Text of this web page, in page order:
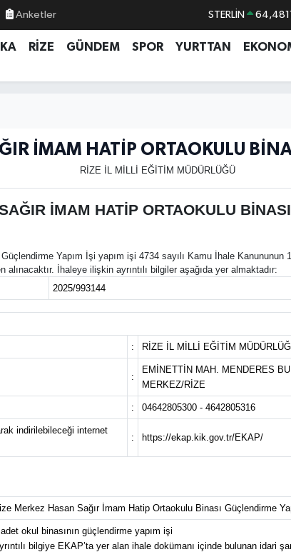
Anketler STERLİN 64,4811
GRAM ALTIN
EURO
RİZE GÜNDEM SPOR YURTTAN
İMAM HATİP ORTAOKULU
RİZE İL MİLLİ EĞİTİM MÜDÜRLÜĞÜ
İMAM HATİP ORTAOKULU
Yapım İşi yapım işi 4734 sayılı Kamu İhale
İhaleye ilişkin ayrıntılı bilgiler aşağıda yer almaktadır:
2025/993144
: RİZE İL MİLLİ EĞİTİM
:
EMİNETTİN MAH. MENDERES
MERKEZ/RİZE
: 04642805300 - 4642805316
indirilebileceği internet
: https://ekap.kik.gov.tr/EKAP/
Merkez Hasan Sağır İmam Hatip Ortaokulu Binası Güçlendirme
okul binasının güçlendirme yapım işi
bilgiye EKAP’ta yer alan ihale dokümanı içinde bulunan idari